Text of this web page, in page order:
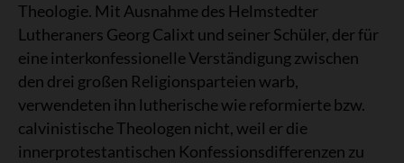
Theologie. Mit Ausnahme des Helmstedter
Lutheraners Georg Calixt und seiner Schüler, der für
eine interkonfessionelle Verständigung zwischen
den drei großen Religionsparteien warb,
verwendeten ihn lutherische wie reformierte bzw.
calvinistische Theologen nicht, weil er die
innerprotestantischen Konfessionsdifferenzen zu